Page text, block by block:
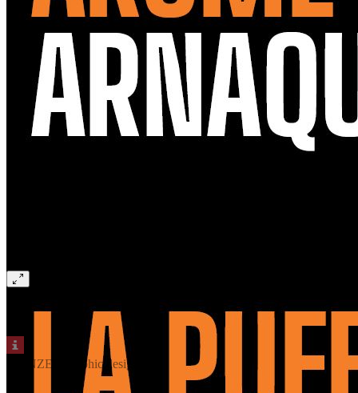
© ENZED graphic design